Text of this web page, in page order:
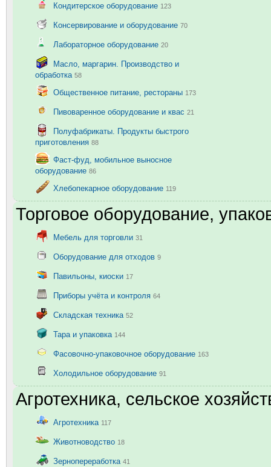
Кондитерское оборудование 123
Консервирование и оборудование 70
Лабораторное оборудование 20
Масло, маргарин. Производство и
обработка 58
Общественное питание, рестораны 173
Пивоваренное оборудование и квас 21
Полуфабрикаты. Продукты быстрого
приготовления 88
Фаст-фуд, мобильное выносное
оборудование 86
Хлебопекарное оборудование 119
Торговое оборудование,
Мебель для торговли 31
Оборудование для отходов 9
Павильоны, киоски 17
Приборы учёта и контроля 64
Складская техника 52
Тара и упаковка 144
Фасовочно-упаковочное оборудование 163
Холодильное оборудование 91
Агротехника, сельское
Агротехника 117
Животноводство 18
Зернопереработка 41